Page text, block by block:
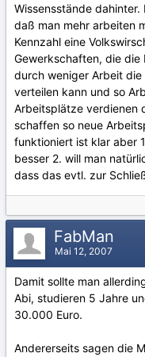
Wissensstände
daß man mehr arbeiten
Kennzahl eine
Gewerkschaften, die die
durch weniger Arbeit
verteilen kann und so
Arbeitsplätze verdienen
schaffen so neue
funktioniert ist klar aber
besser 2. will man
dass das evtl. zur
FabMan
Mai 12, 2007
Damit sollte man
Abi, studieren 5 Jahre
30.000 Euro.
Andererseits sagen die